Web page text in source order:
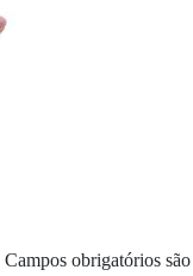
Campos obrigatórios são